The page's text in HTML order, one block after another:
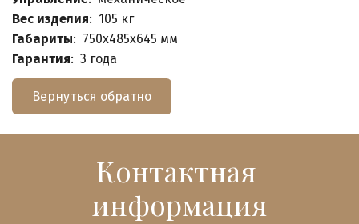
Вес изделия: 105 кг
Габариты: 750х485х645 мм
Гарантия: 3 года
Вернуться обратно
Контактная
информация